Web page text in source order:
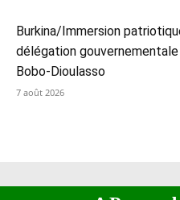
Burkina/Immersion
délégation
Bobo-Dioulasso
7 août 2026